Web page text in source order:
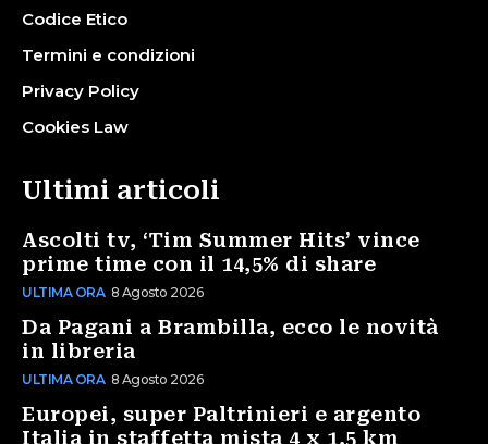
Codice Etico
Termini e condizioni
Privacy Policy
Cookies Law
Ultimi articoli
Ascolti tv, ‘Tim Summer Hits’ vince
prime time con il 14,5% di share
ULTIMA ORA 8 Agosto 2026
Da Pagani a Brambilla, ecco le novità
in libreria
ULTIMA ORA 8 Agosto 2026
Europei, super Paltrinieri e argento
Italia in staffetta mista 4 x 1,5 km